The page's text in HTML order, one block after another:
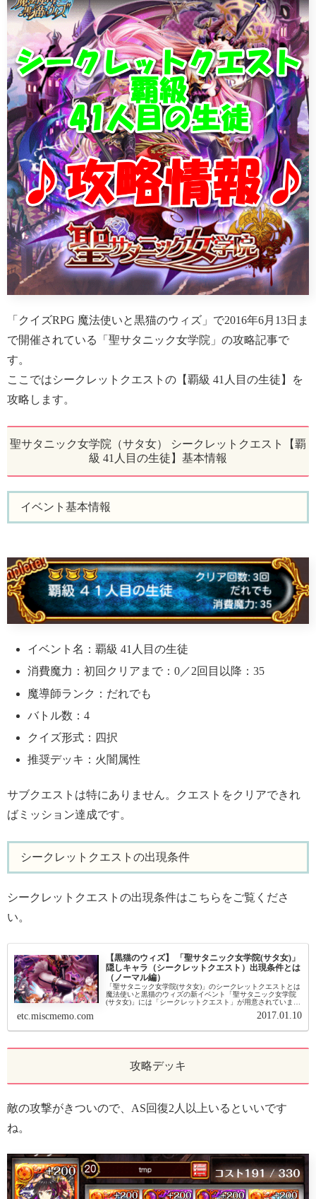
「クイズRPG 魔法使いと黒猫のウィズ」で2016年6月13日ま
で開催されている「聖サタニック女学院」の攻略記事で
す。
ここではシークレットクエストの【覇級 41人目の生徒】を
攻略します。
聖サタニック女学院（サタ女） シークレットクエスト【覇
級 41人目の生徒】基本情報
イベント基本情報
イベント名：覇級 41人目の生徒
消費魔力：初回クリアまで：0／2回目以降：35
魔導師ランク：だれでも
バトル数：4
クイズ形式：四択
推奨デッキ：火闇属性
サブクエストは特にありません。クエストをクリアできれ
ばミッション達成です。
シークレットクエストの出現条件
シークレットクエストの出現条件はこちらをご覧くださ
い。
【黒猫のウィズ】 「聖サタニック女学院(サタ女)」
隠しキャラ（シークレットクエスト）出現条件とは
（ノーマル編）
「聖サタニック女学院(サタ女)」のシークレットクエストとは
魔法使いと黒猫のウィズの新イベント「聖サタニック女学院
(サタ女)」には「シークレットクエスト」が用意されていま
す。ミッションに書いてあるのでとっても気になりますよ
etc.miscmemo.com 2017.01.10
攻略デッキ
敵の攻撃がきついので、AS回復2人以上いるといいです
ね。